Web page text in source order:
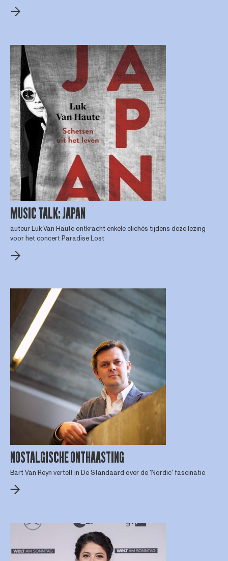
MUSIC TALK: JAPAN
auteur Luk Van Haute ontkracht enkele clichés tijdens deze lezing
voor het concert Paradise Lost
NOSTALGISCHE ONTHAASTING
Bart Van Reyn vertelt in De Standaard over de 'Nordic' fascinatie